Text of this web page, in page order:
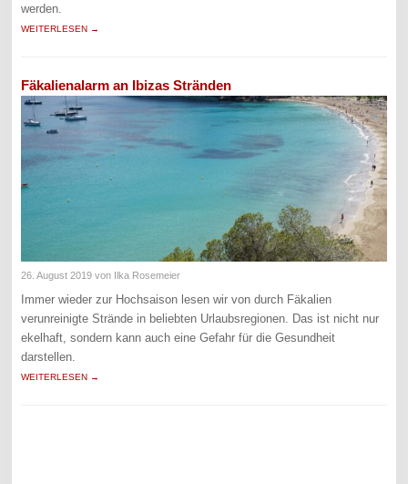
werden.
WEITERLESEN →
Fäkalienalarm an Ibizas Stränden
26. August 2019 von Ilka Rosemeier
Immer wieder zur Hochsaison lesen wir von durch Fäkalien
verunreinigte Strände in beliebten Urlaubsregionen. Das ist nicht nur
ekelhaft, sondern kann auch eine Gefahr für die Gesundheit
darstellen.
WEITERLESEN →